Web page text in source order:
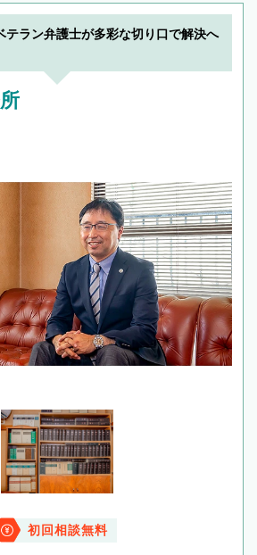
テラン弁護士が多彩な切り口で解決へ
初回相談無料